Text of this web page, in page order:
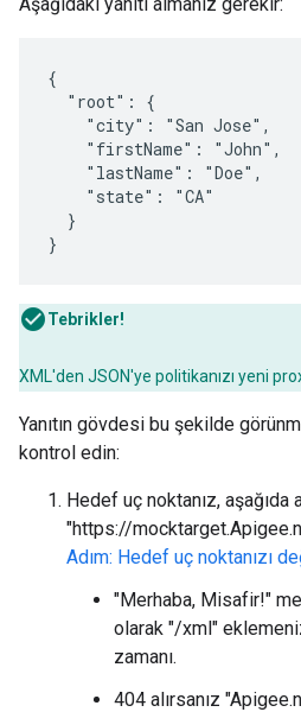
{
  "root": {
    "city": "San Jose",
    "firstName": "John",
    "lastName": "Doe",
    "state": "CA"
  }
}
Tebrikler!
XML'den JSON'ye politikanızı yeni
Yanıtın gövdesi bu şekilde
kontrol edin:
Hedef uç noktanız, aşağıda
"https://
Adım: Hedef uç noktanızı
"Merhaba, Misafir!"
olarak "/xml"
zamanı.
404 alırsanız